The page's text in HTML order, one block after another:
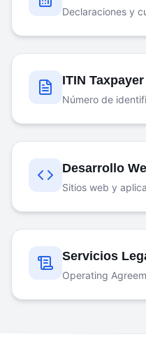
Declaraciones y
ITIN Taxpayer
Número de
Desarrollo
Sitios web y
Servicios
Operating